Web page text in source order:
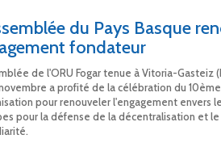
du Pays Basque
fondateur
de l'ORU Fogar tenue à Vitoria-Gasteiz
a profité de la célébration du
pour renouveler l'engagement envers
pour la défense de la décentralisation et